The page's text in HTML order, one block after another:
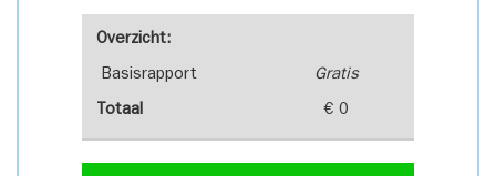
Overzicht:
Basisrapport Gratis
Totaal € 0